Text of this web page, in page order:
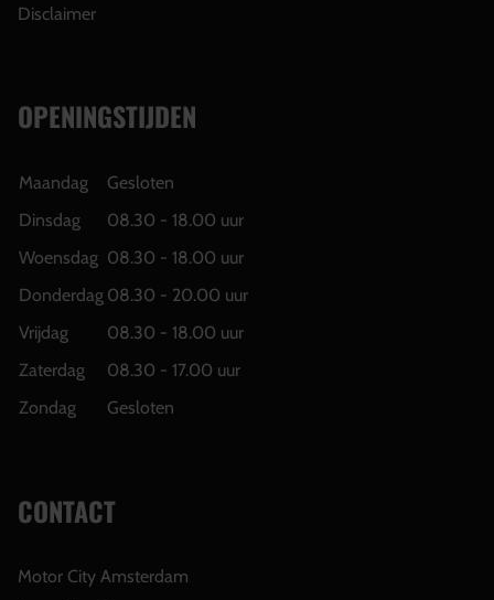
Disclaimer
OPENINGSTIJDEN
Maandag
Gesloten
Dinsdag
08.30 - 18.00 uur
Woensdag 08.30 - 18.00 uur
Donderdag 08.30 - 20.00 uur
Vrijdag
08.30 - 18.00 uur
Zaterdag
08.30 - 17.00 uur
Zondag
Gesloten
CONTACT
Motor City Amsterdam